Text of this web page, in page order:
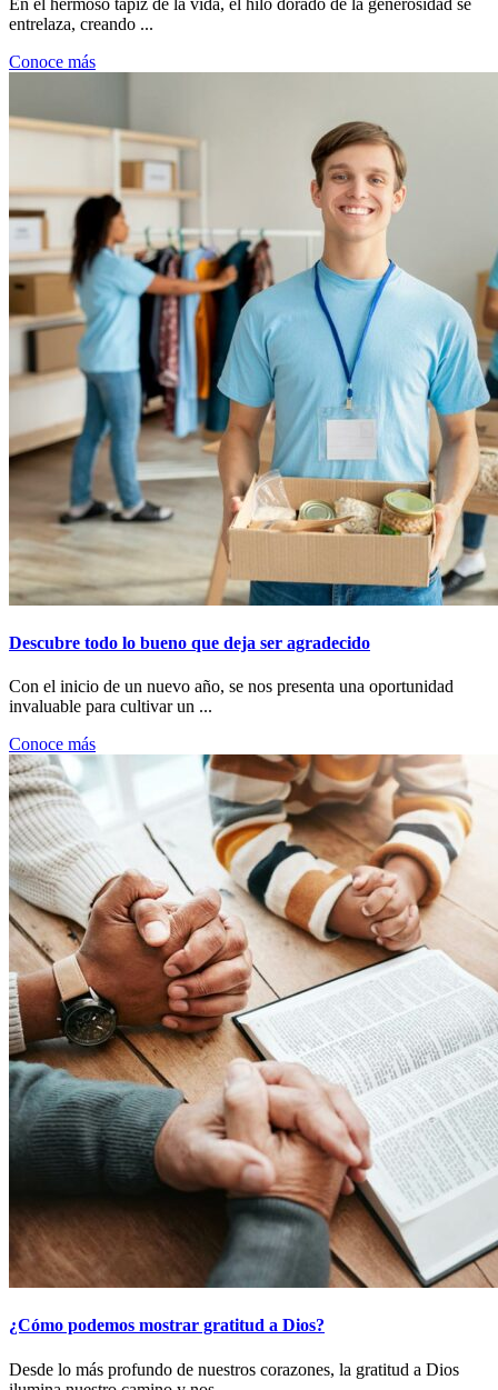
entrelaza, creando ...
Conoce más
Descubre todo lo bueno que deja ser agradecido
Con el inicio de un nuevo año, se nos presenta una oportunidad
invaluable para cultivar un ...
Conoce más
¿Cómo podemos mostrar gratitud a Dios?
Desde lo más profundo de nuestros corazones, la gratitud a Dios